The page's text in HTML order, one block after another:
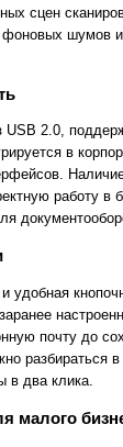
сцен
фоновых шумов
USB 2.0,
в
работу в
удобная
почту до
в два клика.
малого